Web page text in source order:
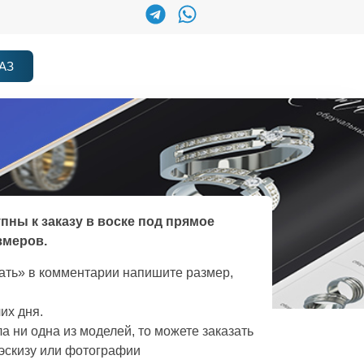
к заказу в воске под прямое
в комментарии напишите размер,
дня.
ни одна из моделей, то можете заказать
или фотографии